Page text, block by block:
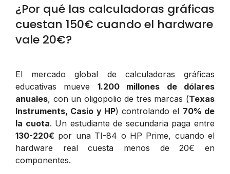
¿Por qué las calculadoras gráficas
cuestan 150€ cuando el hardware
vale 20€?
El mercado global de calculadoras gráficas
educativas mueve 1.200 millones de dólares
anuales, con un oligopolio de tres marcas (Texas
Instruments, Casio y HP) controlando el 70% de
la cuota. Un estudiante de secundaria paga entre
130-220€ por una TI-84 o HP Prime, cuando el
hardware real cuesta menos de 20€ en
componentes.